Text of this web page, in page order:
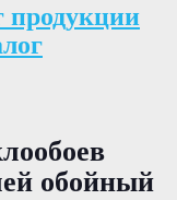
продукции
обойный